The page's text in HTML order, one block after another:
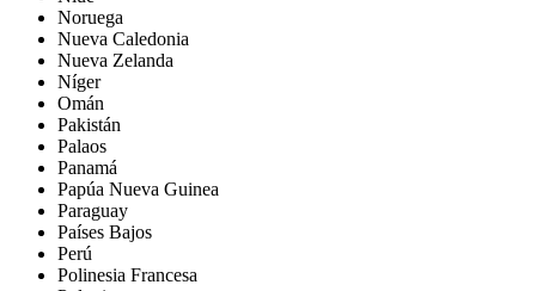
Noruega
Nueva Caledonia
Nueva Zelanda
Níger
Omán
Pakistán
Palaos
Panamá
Papúa Nueva Guinea
Paraguay
Países Bajos
Perú
Polinesia Francesa